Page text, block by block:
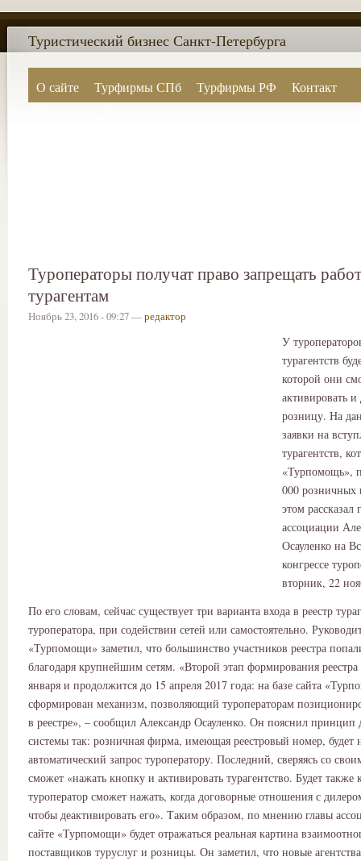
О сайте Турфирмы СПб Турфирмы РФ
Контакт
Туристический бизнес Санкт-Петербурга
Туроператоры получат право запрещать
турагентам
Ноябрь 23, 2016 - 09:27 —редактор
У
турагентств
которой они
активировать и
розницу. На
заявки на
турагентств,
«Турпомощь»,
000
этом рассказал
ассоциации
Осауленко на
конгрессе
вторник, 22
По его словам, сейчас существует три варианта входа в реестр
туроператора, при содействии сетей или самостоятельно.
«Турпомощи» заметил, что большинство участников реестра
благодаря крупнейшим сетям. «Второй этап формирования реестра
января и продолжится до 15 апреля 2017 года: на базе сайта
сформирован механизм, позволяющий туроператорам
в реестре», – сообщил Александр Осауленко. Он пояснил принцип
системы так: розничная фирма, имеющая реестровый номер, будет
автоматический запрос туроператору. Последний, сверяясь со
сможет «нажать кнопку и активировать турагентство. Будет также
туроператор сможет нажать, когда договорные отношения с
чтобы деактивировать его». Таким образом, по мнению главы
сайте «Турпомощи» будет отражаться реальная картина
поставщиков туруслуг и розницы. Он заметил, что новые